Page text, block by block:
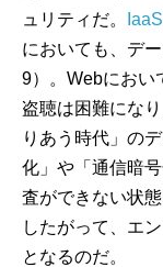
ュリティだ。
IaaS
においても、デ
9）。Webにおい
盗聴は困難にな
りあう時代」の
化」や「通信暗
査ができない状
したがって、エ
となるのだ。